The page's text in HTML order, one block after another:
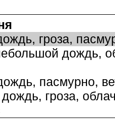
гроза,
дождь,
пасмурно,
гроза,